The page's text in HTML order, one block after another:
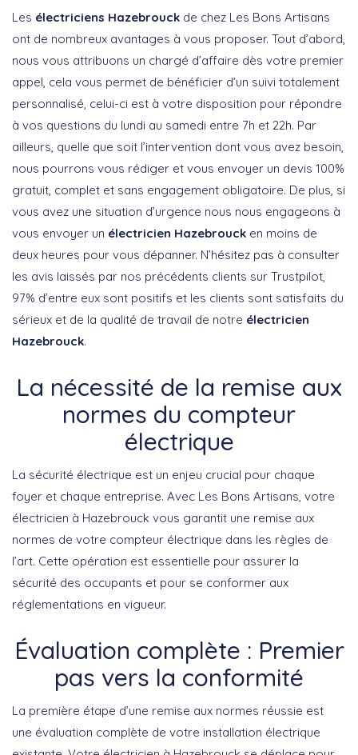
Les électriciens Hazebrouck de chez Les Bons Artisans
ont de nombreux avantages à vous proposer. Tout d’abord,
nous vous attribuons un chargé d’affaire dès votre premier
appel, cela vous permet de bénéficier d’un suivi totalement
personnalisé, celui-ci est à votre disposition pour répondre
à vos questions du lundi au samedi entre 7h et 22h. Par
ailleurs, quelle que soit l’intervention dont vous avez besoin,
nous pourrons vous rédiger et vous envoyer un devis 100%
gratuit, complet et sans engagement obligatoire. De plus, si
vous avez une situation d’urgence nous nous engageons à
vous envoyer un électricien Hazebrouck en moins de
deux heures pour vous dépanner. N’hésitez pas à consulter
les avis laissés par nos précédents clients sur Trustpilot,
97% d’entre eux sont positifs et les clients sont satisfaits du
sérieux et de la qualité de travail de notre électricien
Hazebrouck.
La nécessité de la remise aux
normes du compteur
électrique
La sécurité électrique est un enjeu crucial pour chaque
foyer et chaque entreprise. Avec Les Bons Artisans, votre
électricien à Hazebrouck vous garantit une remise aux
normes de votre compteur électrique dans les règles de
l’art. Cette opération est essentielle pour assurer la
sécurité des occupants et pour se conformer aux
réglementations en vigueur.
Évaluation complète : Premier
pas vers la conformité
La première étape d’une remise aux normes réussie est
une évaluation complète de votre installation électrique